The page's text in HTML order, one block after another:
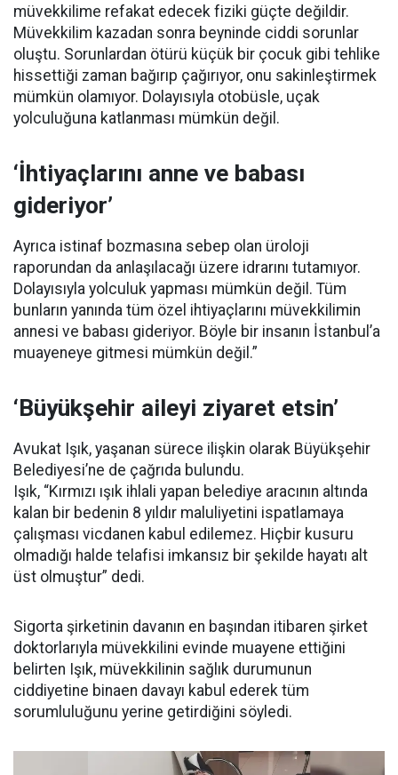
müvekkilime refakat edecek fiziki güçte değildir.
Müvekkilim kazadan sonra beyninde ciddi sorunlar
oluştu. Sorunlardan ötürü küçük bir çocuk gibi tehlike
hissettiği zaman bağırıp çağırıyor, onu sakinleştirmek
mümkün olamıyor. Dolayısıyla otobüsle, uçak
yolculuğuna katlanması mümkün değil.
‘İhtiyaçlarını anne ve babası
gideriyor’
Ayrıca istinaf bozmasına sebep olan üroloji
raporundan da anlaşılacağı üzere idrarını tutamıyor.
Dolayısıyla yolculuk yapması mümkün değil. Tüm
bunların yanında tüm özel ihtiyaçlarını müvekkilimin
annesi ve babası gideriyor. Böyle bir insanın İstanbul’a
muayeneye gitmesi mümkün değil.”
‘Büyükşehir aileyi ziyaret etsin’
Avukat Işık, yaşanan sürece ilişkin olarak Büyükşehir
Belediyesi’ne de çağrıda bulundu.
Işık, “Kırmızı ışık ihlali yapan belediye aracının altında
kalan bir bedenin 8 yıldır maluliyetini ispatlamaya
çalışması vicdanen kabul edilemez. Hiçbir kusuru
olmadığı halde telafisi imkansız bir şekilde hayatı alt
üst olmuştur” dedi.
Sigorta şirketinin davanın en başından itibaren şirket
doktorlarıyla müvekkilini evinde muayene ettiğini
belirten Işık, müvekkilinin sağlık durumunun
ciddiyetine binaen davayı kabul ederek tüm
sorumluluğunu yerine getirdiğini söyledi.